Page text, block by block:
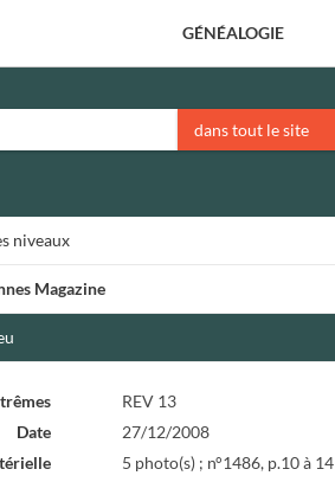
GÉNÉALOGIE
dans tout le site
niveaux
Magazine
REV 13
Date
27/12/2008
5 photo(s) ; n°1486, p.10 à 14